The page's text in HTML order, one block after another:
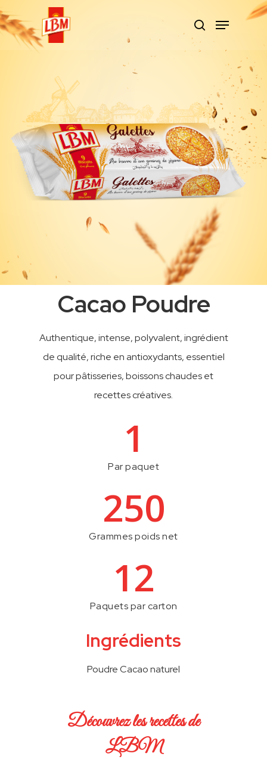
Hit enter to search or ESC to close
Cacao Poudre
Authentique, intense, polyvalent, ingrédient
de qualité, riche en antioxydants, essentiel
pour pâtisseries, boissons chaudes et
recettes créatives.
1
Par paquet
250
Grammes poids net
12
Paquets par carton
Ingrédients
Poudre Cacao naturel
Découvrez les recettes de
LBM